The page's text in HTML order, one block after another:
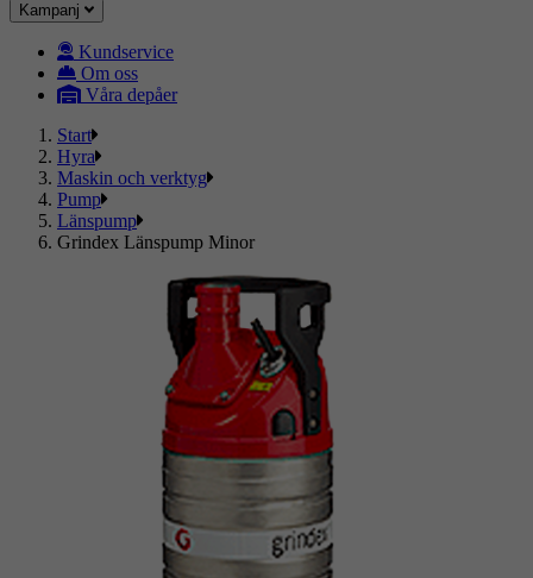
Kampanj
Kundservice
Om oss
Våra depåer
Start
Hyra
Maskin och verktyg
Pump
Länspump
Grindex Länspump Minor